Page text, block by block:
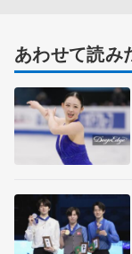
あわせて読み